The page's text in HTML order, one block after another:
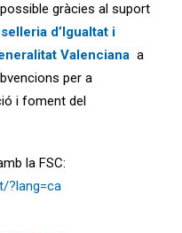
gràcies al suport
d’Igualtat i
Valenciana a
per a
i foment del
la FSC:
?lang=ca